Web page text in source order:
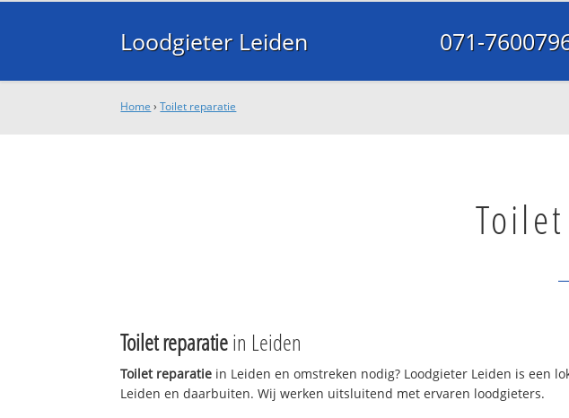
Loodgieter Leiden 071-
Home ›Toilet reparatie
Toilet reparatiein Leiden
Toilet reparatie in Leiden en omstreken nodig? Loodgieter Leiden is een
Leiden en daarbuiten. Wij werken uitsluitend met ervaren loodgieters.